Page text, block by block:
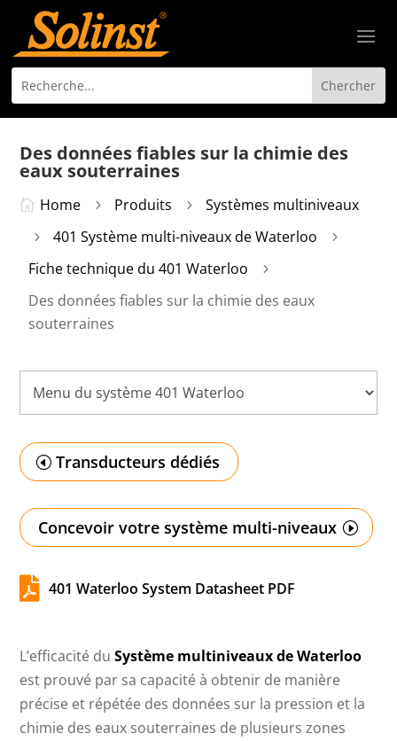
Des données fiables sur la chimie des
eaux souterraines
 Home 5 Produits 5 Systèmes multiniveaux
5 401 Système multi-niveaux de Waterloo 5
Fiche technique du 401 Waterloo 5
Des données fiables sur la chimie des eaux
souterraines
Transducteurs dédiés
Concevoir votre système multi-niveaux
 401 Waterloo System Datasheet PDF
L’efficacité duSystème multiniveaux de Waterloo
est prouvé par sa capacité à obtenir de manière
précise et répétée des données sur la pression et la
chimie des eaux souterraines de plusieurs zones